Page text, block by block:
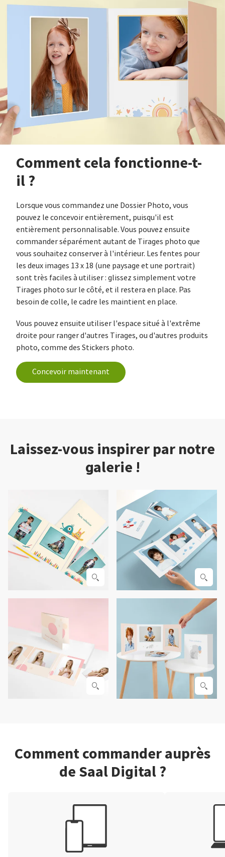
Comment cela fonctionne-t-
il ?
Lorsque vous commandez une Dossier Photo, vous
pouvez le concevoir entièrement, puisqu'il est
entièrement personnalisable. Vous pouvez ensuite
commander séparément autant de Tirages photo que
vous souhaitez conserver à l'intérieur. Les fentes pour
les deux images 13 x 18 (une paysage et une portrait)
sont très faciles à utiliser : glissez simplement votre
Tirages photo sur le côté, et il restera en place. Pas
besoin de colle, le cadre les maintient en place.
Vous pouvez ensuite utiliser l'espace situé à l'extrême
droite pour ranger d'autres Tirages, ou d'autres produits
photo, comme des Stickers photo.
Concevoir maintenant
Laissez-vous inspirer par notre
galerie !
Comment commander auprès
de Saal Digital ?